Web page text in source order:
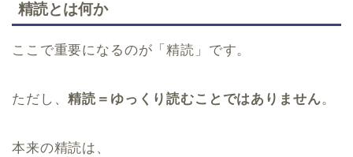
精読とは何か
ここで重要になるのが「精読」です。
ただし、精読＝ゆっくり読むことではありません。
本来の精読は、